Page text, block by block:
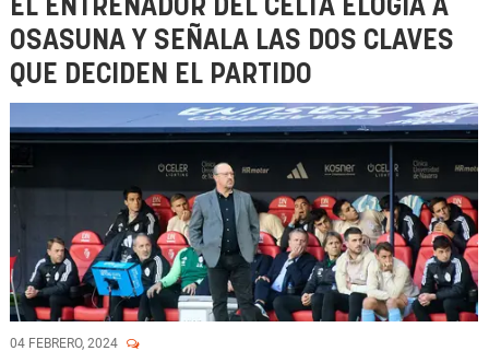
EL ENTRENADOR DEL CELTA ELOGIA A
OSASUNA Y SEÑALA LAS DOS CLAVES
QUE DECIDEN EL PARTIDO
04 FEBRERO, 2024